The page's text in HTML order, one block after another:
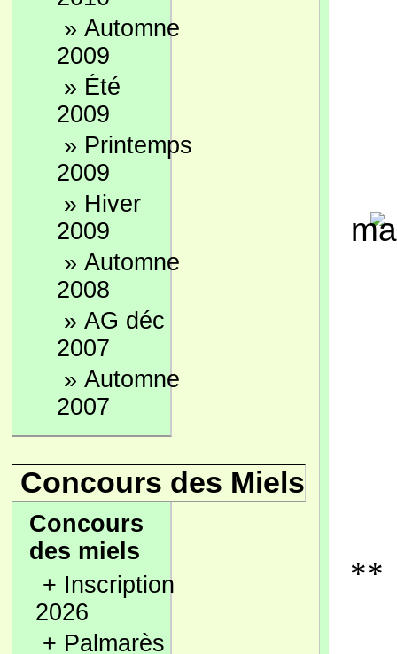
» Automne
2009
» Été
2009
» Printemps
2009
» Hiver
2009
» Automne
2008
» AG déc
2007
» Automne
2007
Concours des Miels
Concours
des miels
+ Inscription
2026
+ Palmarès
**